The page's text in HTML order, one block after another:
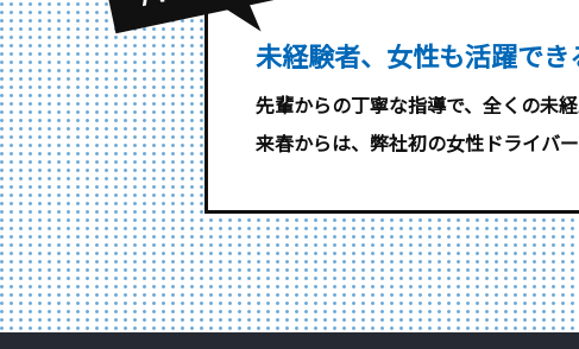
未経験者、女性も活躍でき
先輩からの丁寧な指導で、全くの未
来春からは、弊社初の女性ドライバ